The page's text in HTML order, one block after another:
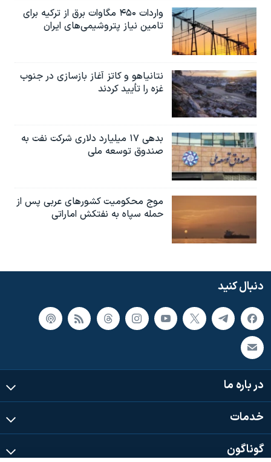
واردات ۴۵۰ مگاوات برق از ترکیه برای
تامین نیاز پتروشیمی‌های ایران
نتانیاهو و کاتز آغاز بازسازی در جنوب
غزه را تأیید کردند
بدهی ۱۷ میلیارد دلاری شرکت نفت به
صندوق توسعه ملی
موج محکومیت کشورهای عربی پس از
حمله سپاه به نفتکش اماراتی
دنبال کنید
در باره ما
خدمات
گوناگون